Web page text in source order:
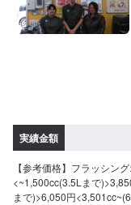
実績金額
【参考価格】フラッシン
<~1,500cc(3.5Lまで
まで)>6,050円